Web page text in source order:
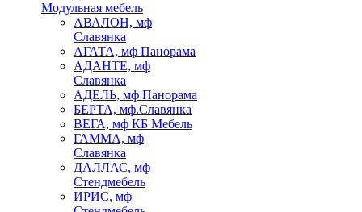
Модульная мебель
АВАЛОН, мф
Славянка
АГАТА, мф Панорама
АДАНТЕ, мф
Славянка
АДЕЛЬ, мф Панорама
БЕРТА, мф.Славянка
ВЕГА, мф КБ Мебель
ГАММА, мф
Славянка
ДАЛЛАС, мф
Стендмебель
ИРИС, мф